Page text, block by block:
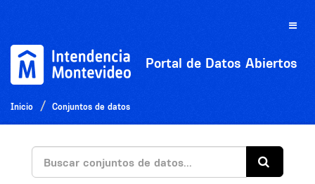
Toggle
Portal de Datos Abiertos
Inicio Conjuntos de datos